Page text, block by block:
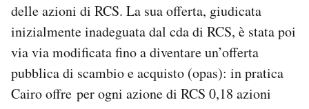
delle azioni di RCS. La sua offerta, giudicata
inizialmente inadeguata dal cda di RCS, è stata poi
via via modificata fino a diventare un’offerta
pubblica di scambio e acquisto (opas): in pratica
Cairo offre per ogni azione di RCS 0,18 azioni